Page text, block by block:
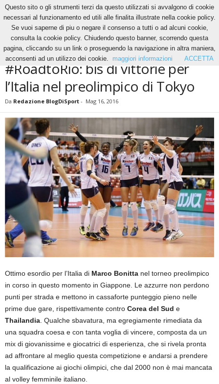
Volley Il vero angolo del volley
#RoadtoRio: bis di vittorie per l’Italia nel
preolimpico di Tokyo
VOLLEY IL VERO ANGOLO DEL VOLLEY NEWS
#RoadtoRio: bis di vittorie per
l’Italia nel preolimpico di Tokyo
Da Redazione BlogDiSport - Mag 16, 2016
Ottimo esordio per l’Italia di Marco Bonitta nel torneo preolimpico
in corso in questo momento in Giappone. Le azzurre non perdono
punti per strada e mettono in cassaforte punteggio pieno nelle
prime due gare, rispettivamente contro Corea del Sud e
Thailandia. Qualche sbavatura, ma egregiamente rimediata da
una squadra coesa e con tanta voglia di vincere, composta da un
mix di giovanissime e giocatrici di esperienza, che si rivela pronta
ad affrontare al meglio questa competizione e andarsi a prendere
la qualificazione ai giochi olimpici, che dal 2000 non è mai mancata
al volley femminile italiano.
Questo sito o gli strumenti terzi da questo utilizzati si avvalgono di cookie
necessari al funzionamento ed utili alle finalita illustrate nella cookie policy.
Se vuoi saperne di piu o negare il consenso a tutti o ad alcuni cookie,
consulta la cookie policy. Chiudendo questo banner, scorrendo questa
pagina, cliccando su un link o proseguendo la navigazione in altra maniera,
acconsenti ad un utilizzo dei cookie.
maggiori informazioni ACCETTA